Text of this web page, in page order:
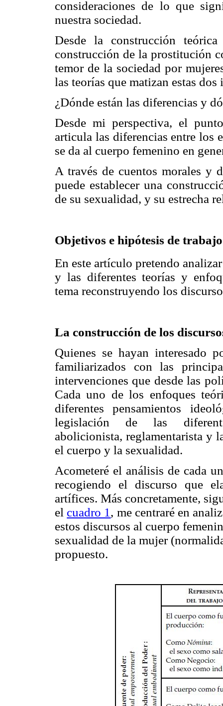
consideraciones de lo que
nuestra sociedad.
Desde la construcción
construcción de la prostitución
temor de la sociedad por
las teorías que matizan estas
¿Dónde están las diferencias y
Desde mi perspectiva, el
articula las diferencias entre los
se da al cuerpo femenino en
A través de cuentos morales y
puede establecer una
de su sexualidad, y su estrecha
Objetivos e hipótesis de trabajo
En este artículo pretendo
y las diferentes teorías y
tema reconstruyendo los
La construcción de los
Quienes se hayan interesado
familiarizados con las
intervenciones que desde las
Cada uno de los enfoques
diferentes pensamientos
legislación de las
abolicionista, reglamentarista y
el cuerpo y la sexualidad.
Acometeré el análisis de cada
recogiendo el discurso que
artífices. Más concretamente,
el cuadro 1 , me centraré en
estos discursos al cuerpo
sexualidad de la mujer
propuesto.